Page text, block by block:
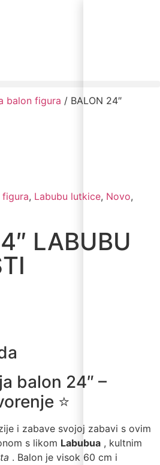
balon figura / BALON 24″
, Labubu lutkice, Novo,
LABUBU
balon 24″ –
⭐
i zabave svojoj zabavi s ovim
s likom Labubua , kultnim
. Balon je visok 60 cm i